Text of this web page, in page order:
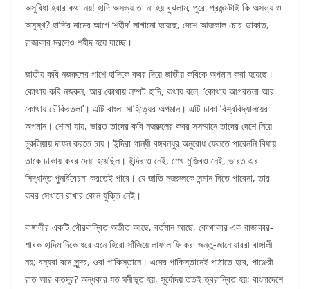
অসুবিধা হবার কথা নয়! হাদি অসভ্য তা না হয় বুঝলাম, পুরো প্রজন্মটাই কি অসভ্য ও
অসুস্থ? হাদি’র নামের আগে ‘শহীদ’ লাগানো হয়েছে, দেশে আজকাল চোর-ডাকাত,
রাজাকার মরলেও শহীদ হয়ে যাচ্ছে।
জাতীয় কবি নজরুলের পাশে হাদিকে কবর দিয়ে জাতীয় কবিকে অপমান করা হয়েছে।
কোথায় কবি নজরুল, আর কোথায় লম্পট হাদি, কথায় বলে, ‘কোথায় আগরতলা আর
কোথায় চৌকিরতলা’। এটি বাংলা সাহিত্যের অপমান। এটি ঢাকা বিশ্ববিদ্যালয়ের
অপমান। শোনা যায়, ভারত তাদের কবি নজরুলের কবর সসম্মানে তাদের দেশে নিয়ে
চুরুলিয়ায় দাফন করতে চায়। ইন্দিরা গান্ধী বঙ্গবন্ধুর অনুরোধ ফেলতে পারেননি বিধায়
তাকে ঢাকায় কবর দেয়া হয়েছিল। ইন্দিরাও নেই, শেখ মুজিবও নেই, ভারত এর
সিদ্ধান্ত পুনর্বিবেচনা করতেই পারে। যে জাতি নজরুলকে সন্মান দিতে পারেনা, তার
কবর সেখানে রাখার কোন যুক্তি নেই।
বাঙ্গালীর একটি গৌরবান্বিত অতীত আছে, বর্তমান আছে, কোথাকার এক রাজাকার-
শাবক হাদিমাদিকে ধরে এনে হিরো সাঁজিয়ে লাফালাফি করা জন্তু-জানোয়াররা বাঙ্গালী
নয়; বন্যরা বনে সুন্দর, ওরা পাকিস্তানে। এদের পাকিস্তানেই পাঠাতে হবে, পাঞ্জেরী
রাত আর কতদূর? অন্ধকার যত ঘনীভূত হয়, সূর্যোদয় ততই ত্বরান্বিত হয়; বাংলাদেশে